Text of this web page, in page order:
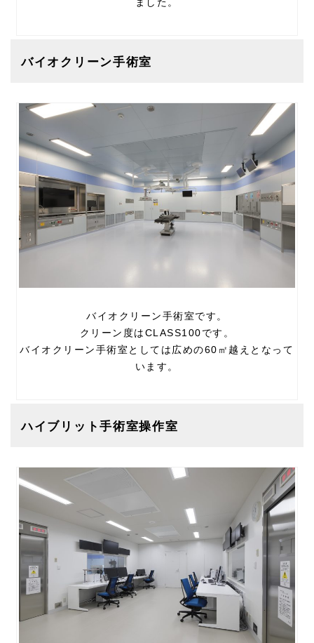
ました。
バイオクリーン手術室
バイオクリーン手術室です。
クリーン度はCLASS100です。
バイオクリーン手術室としては広めの60㎡越えとなって
います。
ハイブリット手術室操作室